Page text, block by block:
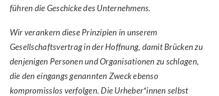
führen die Geschicke des Unternehmens.
Wir verankern diese Prinzipien in unserem
Gesellschaftsvertrag in der Hoffnung, damit Brücken zu
denjenigen Personen und Organisationen zu schlagen,
die den eingangs genannten Zweck ebenso
kompromisslos verfolgen. Die Urheber*innen selbst